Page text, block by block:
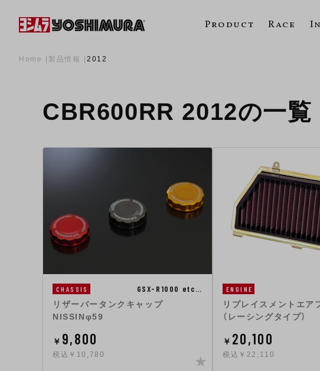
Product Race
Home 製品情報 2012
CBR600RR 2012の一覧
CHASSIS GSX-R1000 etc…
リザーバータンクキャップ
NISSINφ59
￥ 9,800
税込￥10,780
ENGINE
リプレイスメントエア
（レーシングタイプ）
￥ 20,100
税込￥22,110